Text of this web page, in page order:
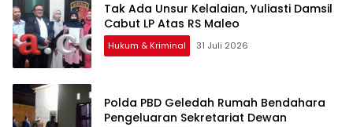
Tak Ada Unsur Kelalaian, Yuliasti Damsil
Cabut LP Atas RS Maleo
Hukum & Kriminal 31 Juli 2026
Polda PBD Geledah Rumah Bendahara
Pengeluaran Sekretariat Dewan